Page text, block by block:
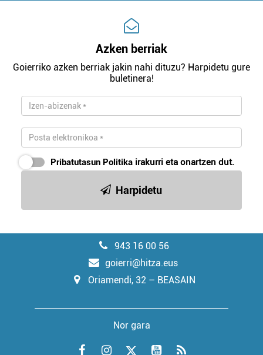
Azken berriak
Goierriko azken berriak jakin nahi dituzu? Harpidetu gure
buletinera!
Pribatutasun Politika irakurri eta onartzen dut.
Harpidetu
943 16 00 56
goierri@hitza.eus
Oriamendi, 32 – BEASAIN
Nor gara